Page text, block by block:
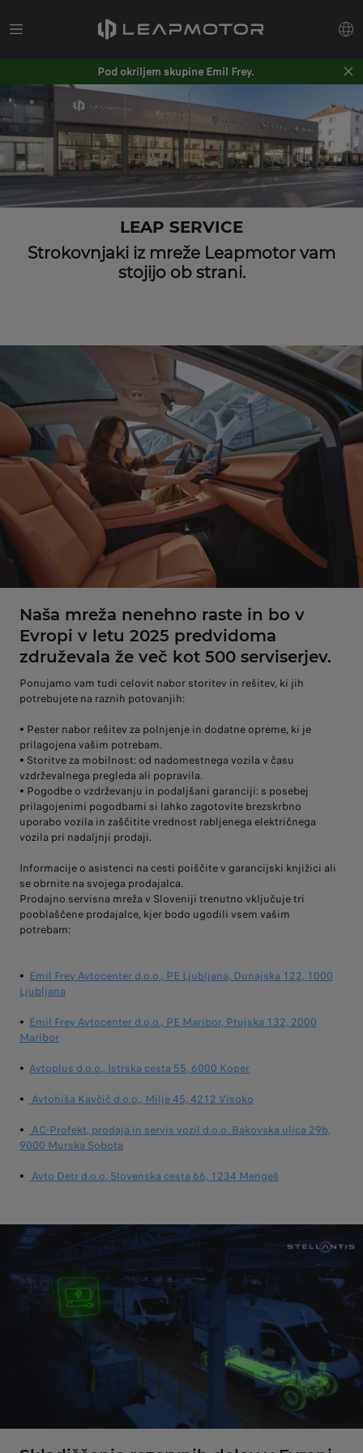
Pod okriljem skupine Emil Frey.
LEAP SERVICE
Strokovnjaki iz mreže Leapmotor vam
stojijo ob strani.
Naša mreža nenehno raste in bo v
Evropi v letu 2025 predvidoma
združevala že več kot 500 serviserjev.
Ponujamo vam tudi celovit nabor storitev in rešitev, ki jih
potrebujete na raznih potovanjih:
• Pester nabor rešitev za polnjenje in dodatne opreme, ki je
prilagojena vašim potrebam.
• Storitve za mobilnost: od nadomestnega vozila v času
vzdrževalnega pregleda ali popravila.
• Pogodbe o vzdrževanju in podaljšani garanciji: s posebej
prilagojenimi pogodbami si lahko zagotovite brezskrbno
uporabo vozila in zaščitite vrednost rabljenega električnega
vozila pri nadaljnji prodaji.
Informacije o asistenci na cesti poiščite v garancijski knjižici ali
se obrnite na svojega prodajalca.
Prodajno servisna mreža v Sloveniji trenutno vključuje tri
pooblaščene prodajalce, kjer bodo ugodili vsem vašim
potrebam:
• Emil Frey Avtocenter d.o.o., PE Ljubljana, Dunajska 122, 1000
Ljubljana
• Emil Frey Avtocenter d.o.o., PE Maribor, Ptujska 132, 2000
Maribor
• Avtoplus d.o.o., Istrska cesta 55, 6000 Koper
• Avtohiša Kavčič d.o.o., Milje 45, 4212 Visoko
• AC-Profekt, prodaja in servis vozil d.o.o. ‍Bakovska ulica 29b,
9000 Murska Sobota
• Avto Detr d.o.o. ‍Slovenska cesta 66, 1234 Mengeš